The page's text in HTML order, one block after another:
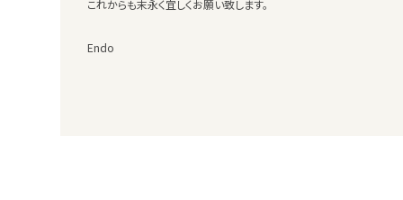
これからも末永く宜しくお願い致します。
Endo